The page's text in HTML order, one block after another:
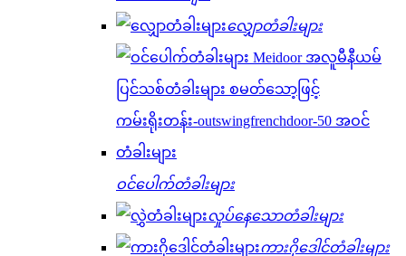
လျှောတံခါးများ
ဝင်ပေါက်တံခါးများ
လှုပ်နေသောတံခါးများ
ကားဂိုဒေါင်တံခါးများ